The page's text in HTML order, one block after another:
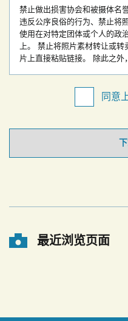
禁止做出损害协会和被摄体名
违反公序良俗的行为、禁止将
使用在对特定团体或个人的政
上。
禁止将照片素材转让或转
片上直接粘贴链接。
除此之外
同意
最近浏览页面